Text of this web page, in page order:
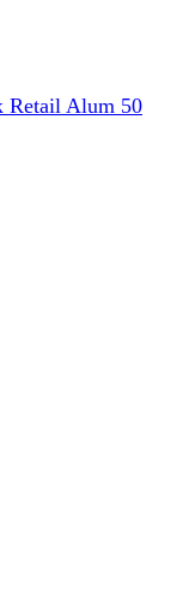
Retail Alum 50